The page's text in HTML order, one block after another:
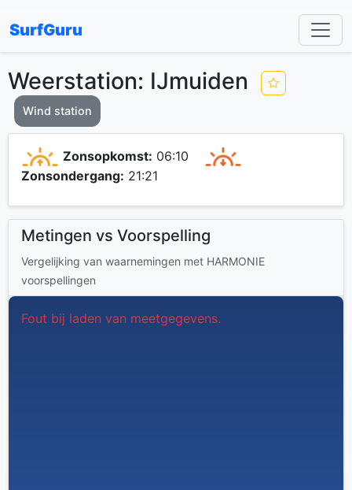
SurfGuru
Weerstation: IJmuiden
Wind station
Zonsopkomst: 06:10
Zonsondergang: 21:21
Metingen vs Voorspelling
Vergelijking van waarnemingen met HARMONIE
voorspellingen
Fout bij laden van meetgegevens.